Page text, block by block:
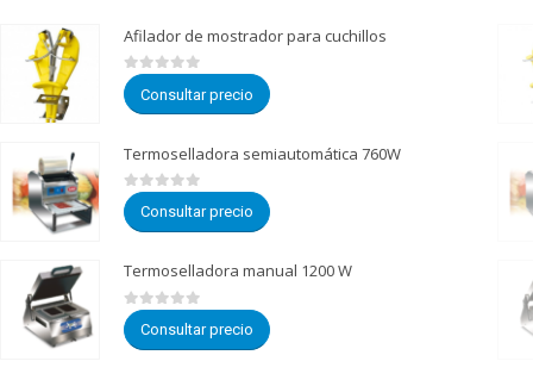
Afilador de mostrador para cuchillos
0de 5
Consultar precio
Termoselladora semiautomática 760W
0de 5
Consultar precio
Termoselladora manual 1200 W
0de 5
Consultar precio